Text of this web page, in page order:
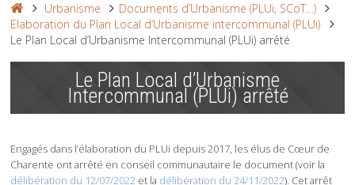
Urbanisme
Documents d’Urbanisme (PLUi, SCoT…)
Elaboration du Plan Local d’Urbanisme intercommunal (PLUi)
Le Plan Local d’Urbanisme Intercommunal (PLUi) arrêté
Le Plan Local d’Urbanisme
Intercommunal (PLUi) arrêté
Engagés dans l’élaboration du PLUi depuis 2017, les élus de Cœur de
Charente ont arrêté en conseil communautaire le document (voir la
délibération du 12/07/2022 et la délibération du 24/11/2022). Cet arrêt